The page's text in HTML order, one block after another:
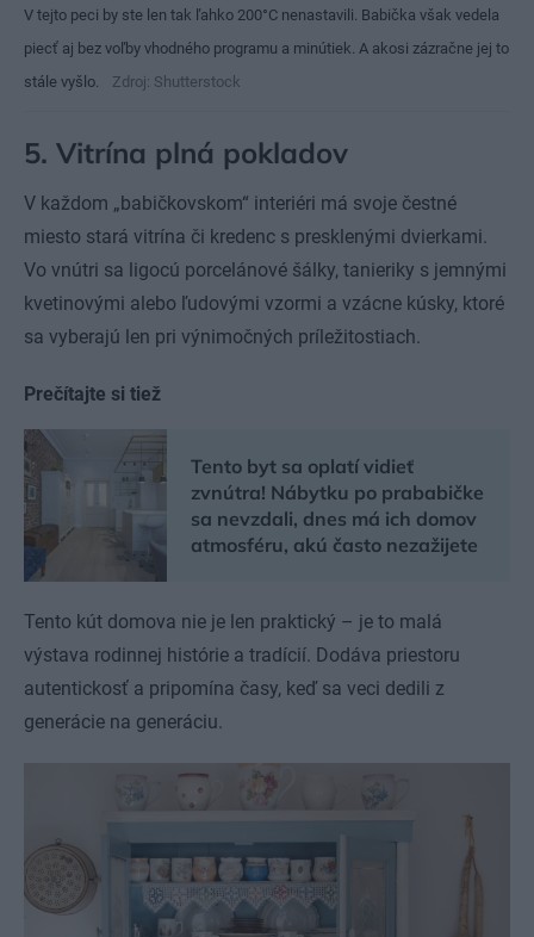
V tejto peci by ste len tak ľahko 200°C nenastavili. Babička však vedela
piecť aj bez voľby vhodného programu a minútiek. A akosi zázračne jej to
stále vyšlo.
Zdroj: Shutterstock
5. Vitrína plná pokladov
V každom „babičkovskom“ interiéri má svoje čestné
miesto stará vitrína či kredenc s presklenými dvierkami.
Vo vnútri sa ligocú porcelánové šálky, tanieriky s jemnými
kvetinovými alebo ľudovými vzormi a vzácne kúsky, ktoré
sa vyberajú len pri výnimočných príležitostiach.
Prečítajte si tiež
Tento byt sa oplatí vidieť
zvnútra! Nábytku po prababičke
sa nevzdali, dnes má ich domov
atmosféru, akú často nezažijete
Tento kút domova nie je len praktický – je to malá
výstava rodinnej histórie a tradícií. Dodáva priestoru
autentickosť a pripomína časy, keď sa veci dedili z
generácie na generáciu.